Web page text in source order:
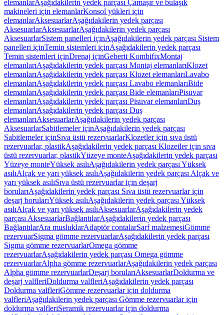
elemanlarAşağıdakilerin yedek parçası Çamaşır ve bulaşık
makineleri için elemanlarKonsol yükleri için
elemanlarAksesuarlarAşağıdakilerin yedek parçası
AksesuarlarAksesuarlarAşağıdakilerin yedek parçası
AksesuarlarSistem panelleri içinAşağıdakilerin yedek parçası Sistem
panelleri içinTemin sistemleri içinAşağıdakilerin yedek parçası
Temin sistemleri içinDrenaj içinGeberit KombifixMontaj
elemanlarıAşağıdakilerin yedek parçası Montaj elemanlarıKlozet
elemanlarıAşağıdakilerin yedek parçası Klozet elemanlarıLavabo
elemanlarıAşağıdakilerin yedek parçası Lavabo elemanlarıBide
elemanlarıAşağıdakilerin yedek parçası Bide elemanlarıPisuvar
elemanlarıAşağıdakilerin yedek parçası Pisuvar elemanlarıDuş
elemanlarıAşağıdakilerin yedek parçası Duş
elemanlarıAksesuarlarAşağıdakilerin yedek parçası
AksesuarlarSabitlemeler içinAşağıdakilerin yedek parçası
Sabitlemeler içinSıva üstü rezervuarlarKlozetler için sıva üstü
rezervuarlar, plastikAşağıdakilerin yedek parçası Klozetler için sıva
üstü rezervuarlar, plastikYüzeye monteAşağıdakilerin yedek parçası
Yüzeye monteYüksek asılıAşağıdakilerin yedek parçası Yüksek
asılıAlçak ve yarı yüksek asılıAşağıdakilerin yedek parçası Alçak ve
yarı yüksek asılıSıva üstü rezervuarlar için deşarj
borularıAşağıdakilerin yedek parçası Sıva üstü rezervuarlar için
deşarj borularıYüksek asılıAşağıdakilerin yedek parçası Yüksek
asılıAlçak ve yarı yüksek asılıAksesuarlarAşağıdakilerin yedek
parçası AksesuarlarBağlantılarAşağıdakilerin yedek parçası
BağlantılarAra musluklarAdaptör contalarSarf malzemesiGömme
rezervuarSigma gömme rezervuarlarAşağıdakilerin yedek parçası
Sigma gömme rezervuarlarOmega gömme
rezervuarlarAşağıdakilerin yedek parçası Omega gömme
rezervuarlarAlpha gömme rezervuarlarAşağıdakilerin yedek parçası
Alpha gömme rezervuarlarDeşarj borularıAksesuarlarDoldurma ve
deşarj valfleriDoldurma valfleriAşağıdakilerin yedek parçası
Doldurma valfleriGömme rezervuarlar için doldurma
valfleriAşağıdakilerin yedek parçası Gömme rezervuarlar için
doldurma valfleriSeramik rezervuarlar için doldurma